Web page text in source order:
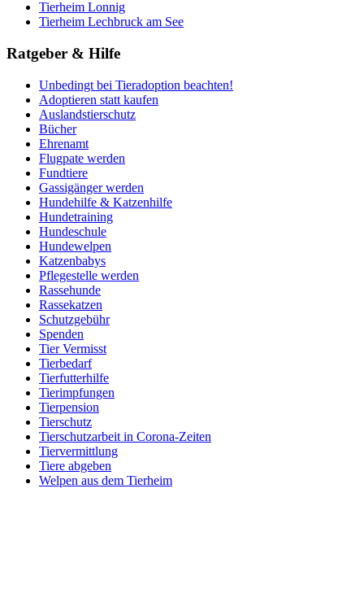
Tierheim Lonnig
Tierheim Lechbruck am See
Ratgeber & Hilfe
Unbedingt bei Tieradoption beachten!
Adoptieren statt kaufen
Auslandstierschutz
Bücher
Ehrenamt
Flugpate werden
Fundtiere
Gassigänger werden
Hundehilfe & Katzenhilfe
Hundetraining
Hundeschule
Hundewelpen
Katzenbabys
Pflegestelle werden
Rassehunde
Rassekatzen
Schutzgebühr
Spenden
Tier Vermisst
Tierbedarf
Tierfutterhilfe
Tierimpfungen
Tierpension
Tierschutz
Tierschutzarbeit in Corona-Zeiten
Tiervermittlung
Tiere abgeben
Welpen aus dem Tierheim